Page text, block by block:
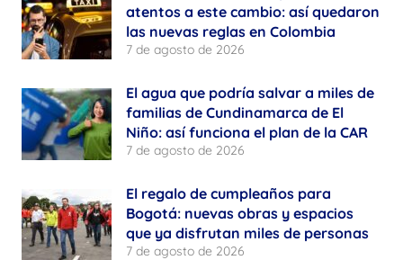
atentos a este cambio: así quedaron
las nuevas reglas en Colombia
7 de agosto de 2026
El agua que podría salvar a miles de
familias de Cundinamarca de El
Niño: así funciona el plan de la CAR
7 de agosto de 2026
El regalo de cumpleaños para
Bogotá: nuevas obras y espacios
que ya disfrutan miles de personas
7 de agosto de 2026